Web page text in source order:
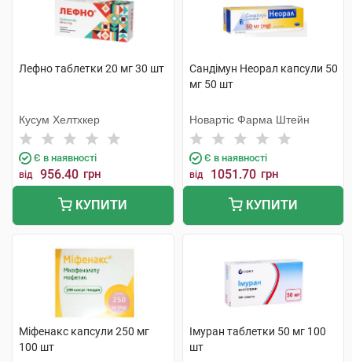
Лефно таблетки 20 мг 30 шт
Кусум Хелтхкер
Є в наявності
від 956.40 грн
КУПИТИ
Сандімун Неорал капсули 50
мг 50 шт
Новартіс Фарма Штейн
Є в наявності
від 1051.70 грн
КУПИТИ
Міфенакс капсули 250 мг
100 шт
Імуран таблетки 50 мг 100
шт